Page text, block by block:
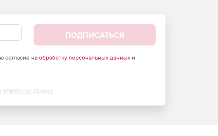
ПОДПИСАТЬСЯ
согласие на обработку персональных данныхи
обработки данных